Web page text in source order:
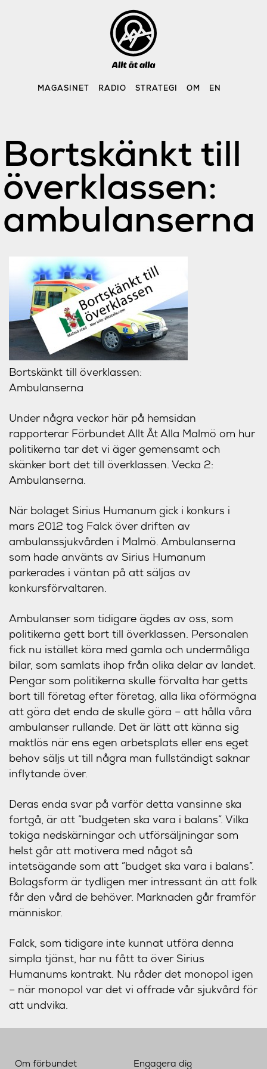
MAGASINET RADIO STRATEGI OM EN
Bortskänkt till
överklassen:
ambulanserna
Bortskänkt till överklassen:
Ambulanserna
Under några veckor här på hemsidan
rapporterar Förbundet Allt Åt Alla Malmö om hur
politikerna tar det vi äger gemensamt och
skänker bort det till överklassen. Vecka 2:
Ambulanserna.
När bolaget Sirius Humanum gick i konkurs i
mars 2012 tog Falck över driften av
ambulanssjukvården i Malmö. Ambulanserna
som hade använts av Sirius Humanum
parkerades i väntan på att säljas av
konkursförvaltaren.
Ambulanser som tidigare ägdes av oss, som
politikerna gett bort till överklassen. Personalen
fick nu istället köra med gamla och undermåliga
bilar, som samlats ihop från olika delar av landet.
Pengar som politikerna skulle förvalta har getts
bort till företag efter företag, alla lika oförmögna
att göra det enda de skulle göra – att hålla våra
ambulanser rullande. Det är lätt att känna sig
maktlös när ens egen arbetsplats eller ens eget
behov säljs ut till några man fullständigt saknar
inflytande över.
Deras enda svar på varför detta vansinne ska
fortgå, är att ”budgeten ska vara i balans”. Vilka
tokiga nedskärningar och utförsäljningar som
helst går att motivera med något så
intetsägande som att ”budget ska vara i balans”.
Bolagsform är tydligen mer intressant än att folk
får den vård de behöver. Marknaden går framför
människor.
Falck, som tidigare inte kunnat utföra denna
simpla tjänst, har nu fått ta över Sirius
Humanums kontrakt. Nu råder det monopol igen
– när monopol var det vi offrade vår sjukvård för
att undvika.
Om förbundet Engagera dig